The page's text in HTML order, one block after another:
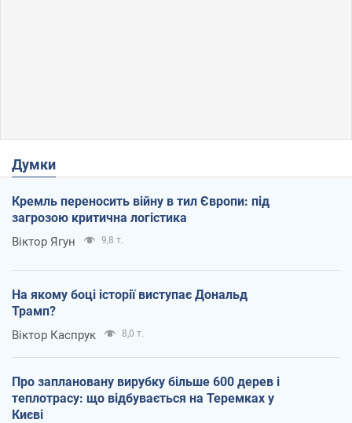
Думки
Кремль переносить війну в тил Європи: під
загрозою критична логістика
Віктор Ягун 9,8 т.
На якому боці історії виступає Дональд
Трамп?
Віктор Каспрук 8,0 т.
Про заплановану вирубку більше 600 дерев і
теплотрасу: що відбувається на Теремках у
Києві